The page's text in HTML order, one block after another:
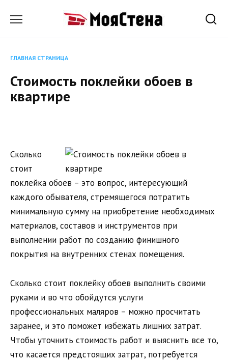
ГЛАВНАЯ СТРАНИЦА
Стоимость поклейки обоев в
квартире
Сколько
стоит
поклейка обоев – это вопрос, интересующий
каждого обывателя, стремящегося потратить
минимальную сумму на приобретение необходимых
материалов, составов и инструментов при
выполнении работ по созданию финишного
покрытия на внутренних стенах помещения.
Сколько стоит поклейку обоев выполнить своими
руками и во что обойдутся услуги
профессиональных маляров – можно просчитать
заранее, и это поможет избежать лишних затрат.
Чтобы уточнить стоимость работ и выяснить все то,
что касается предстоящих затрат, потребуется